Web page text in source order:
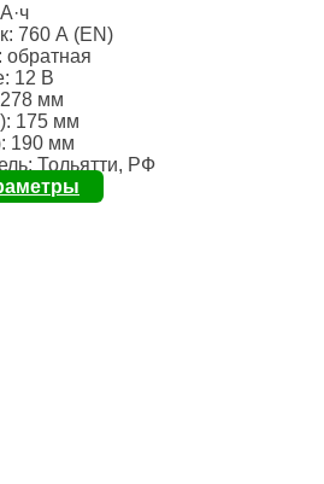
760 А (EN)
обратная
12 В
278 мм
175 мм
190 мм
Тольятти, РФ